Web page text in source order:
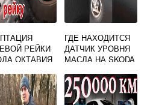
РЕЙКИ
ОКТАВИЯ
ГДЕ НАХОДИТСЯ
ДАТЧИК УРОВНЯ
МАСЛА НА SKODA